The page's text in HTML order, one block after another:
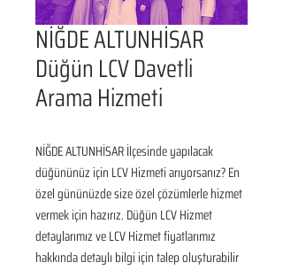
NİĞDE ALTUNHİSAR
Düğün LCV Davetli
Arama Hizmeti
NİĞDE ALTUNHİSAR İlçesinde yapılacak
düğününüz için LCV Hizmeti arıyorsanız? En
özel gününüzde size özel çözümlerle hizmet
vermek için hazırız. Düğün LCV Hizmet
detaylarımız ve LCV Hizmet fiyatlarımız
hakkında detaylı bilgi için talep oluşturabilir